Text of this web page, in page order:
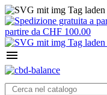
partire da CHF 100.00
